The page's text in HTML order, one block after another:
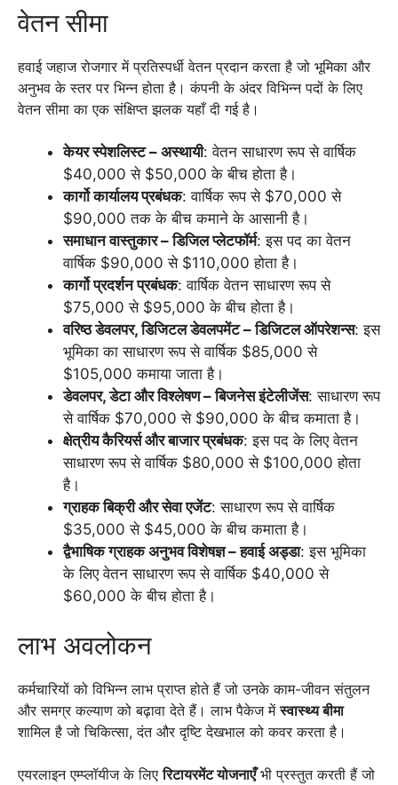
वेतन सीमा
हवाई जहाज रोजगार में प्रतिस्पर्धी वेतन प्रदान करता है जो भूमिका और
अनुभव के स्तर पर भिन्न होता है। कंपनी के अंदर विभिन्न पदों के लिए
वेतन सीमा का एक संक्षिप्त झलक यहाँ दी गई है।
केयर स्पेशलिस्ट – अस्थायी: वेतन साधारण रूप से वार्षिक
$40,000 से $50,000 के बीच होता है।
कार्गो कार्यालय प्रबंधक: वार्षिक रूप से $70,000 से
$90,000 तक के बीच कमाने के आसानी है।
समाधान वास्तुकार – डिजिल प्लेटफॉर्म: इस पद का वेतन
वार्षिक $90,000 से $110,000 होता है।
कार्गो प्रदर्शन प्रबंधक: वार्षिक वेतन साधारण रूप से
$75,000 से $95,000 के बीच होता है।
वरिष्ठ डेवलपर, डिजिटल डेवलपमेंट – डिजिटल ऑपरेशन्स: इस
भूमिका का साधारण रूप से वार्षिक $85,000 से
$105,000 कमाया जाता है।
डेवलपर, डेटा और विश्लेषण – बिजनेस इंटेलीजेंस: साधारण रूप
से वार्षिक $70,000 से $90,000 के बीच कमाता है।
क्षेत्रीय कैरियर्स और बाजार प्रबंधक: इस पद के लिए वेतन
साधारण रूप से वार्षिक $80,000 से $100,000 होता
है।
ग्राहक बिक्री और सेवा एजेंट: साधारण रूप से वार्षिक
$35,000 से $45,000 के बीच कमाता है।
द्वैभाषिक ग्राहक अनुभव विशेषज्ञ – हवाई अड्डा: इस भूमिका
के लिए वेतन साधारण रूप से वार्षिक $40,000 से
$60,000 के बीच होता है।
लाभ अवलोकन
कर्मचारियों को विभिन्न लाभ प्राप्त होते हैं जो उनके काम-जीवन संतुलन
और समग्र कल्याण को बढ़ावा देते हैं। लाभ पैकेज मेंस्वास्थ्य बीमा
शामिल है जो चिकित्सा, दंत और दृष्टि देखभाल को कवर करता है।
एयरलाइन एम्प्लॉयीज के लिएरिटायरमेंट योजनाएँभी प्रस्तुत करती हैं जो